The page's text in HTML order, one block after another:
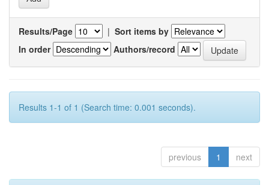
Results/Page | Sort items by
In order
Authors/record
Results 1-1 of 1 (Search time: 0.001 seconds).
previous 1 next